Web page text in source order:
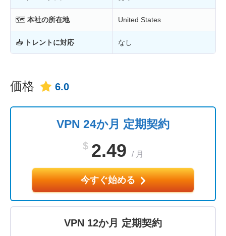
🗺 本社の所在地 United States
📥 トレントに対応 なし
価格 6.0
VPN 24か月 定期契約
$ 2.49 / 月
今すぐ始める
VPN 12か月 定期契約